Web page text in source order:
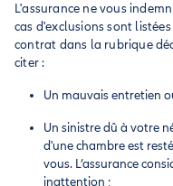
L'assurance ne vous
cas d'exclusions sont
contrat dans la rubrique
citer :
Un mauvais entretien
Un sinistre dû à votre
d'une chambre est
vous. L’assurance
inattention ;